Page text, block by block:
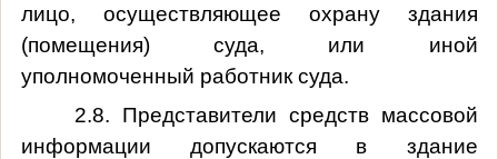
лицо, осуществляющее охрану здания
(помещения) суда, или иной
уполномоченный работник суда.
2.8. Представители средств массовой
информации допускаются в здание